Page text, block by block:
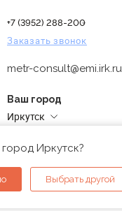
+7 (3952) 288-200
Заказать звонок
metr-consult@emi.irk.ru
Ваш город
Иркутск
Иркутск?
Выбрать другой